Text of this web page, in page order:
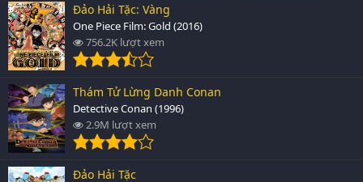
Đảo Hải Tặc: Vàng
One Piece Film: Gold (2016)
756.2K lượt xem
Thám Tử Lừng Danh Conan
Detective Conan (1996)
2.9M lượt xem
Đảo Hải Tặc